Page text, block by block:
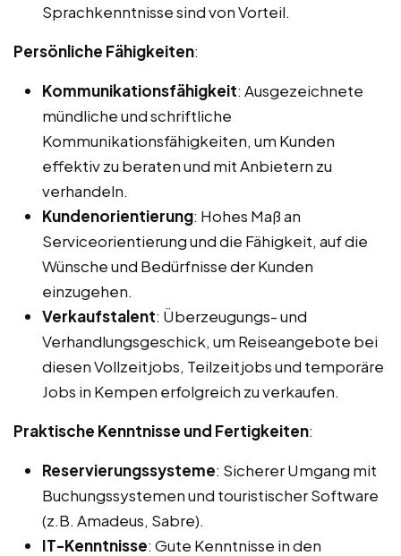
Sprachkenntnisse sind von Vorteil.
Persönliche Fähigkeiten:
Kommunikationsfähigkeit: Ausgezeichnete
mündliche und schriftliche
Kommunikationsfähigkeiten, um Kunden
effektiv zu beraten und mit Anbietern zu
verhandeln.
Kundenorientierung: Hohes Maß an
Serviceorientierung und die Fähigkeit, auf die
Wünsche und Bedürfnisse der Kunden
einzugehen.
Verkaufstalent: Überzeugungs- und
Verhandlungsgeschick, um Reiseangebote bei
diesen Vollzeitjobs, Teilzeitjobs und temporäre
Jobs in Kempen erfolgreich zu verkaufen.
Praktische Kenntnisse und Fertigkeiten:
Reservierungssysteme: Sicherer Umgang mit
Buchungssystemen und touristischer Software
(z.B. Amadeus, Sabre).
IT-Kenntnisse: Gute Kenntnisse in den